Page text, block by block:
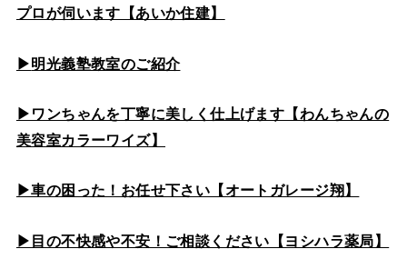
プロが伺います【あいか住建】
▶明光義塾教室のご紹介
▶ワンちゃんを丁寧に美しく仕上げます【わんちゃんの
美容室カラーワイズ】
▶車の困った！お任せ下さい【オートガレージ翔】
▶目の不快感や不安！ご相談ください【ヨシハラ薬局】